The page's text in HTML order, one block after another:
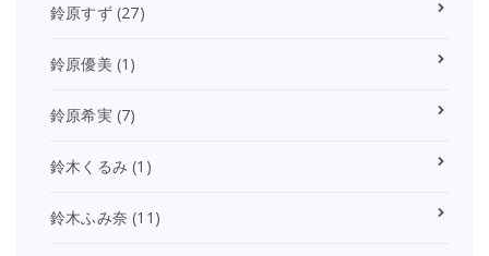
鈴原すず(27)
鈴原優美 (1)
鈴原希実(7)
鈴木くるみ (1)
鈴木ふみ奈 (11)